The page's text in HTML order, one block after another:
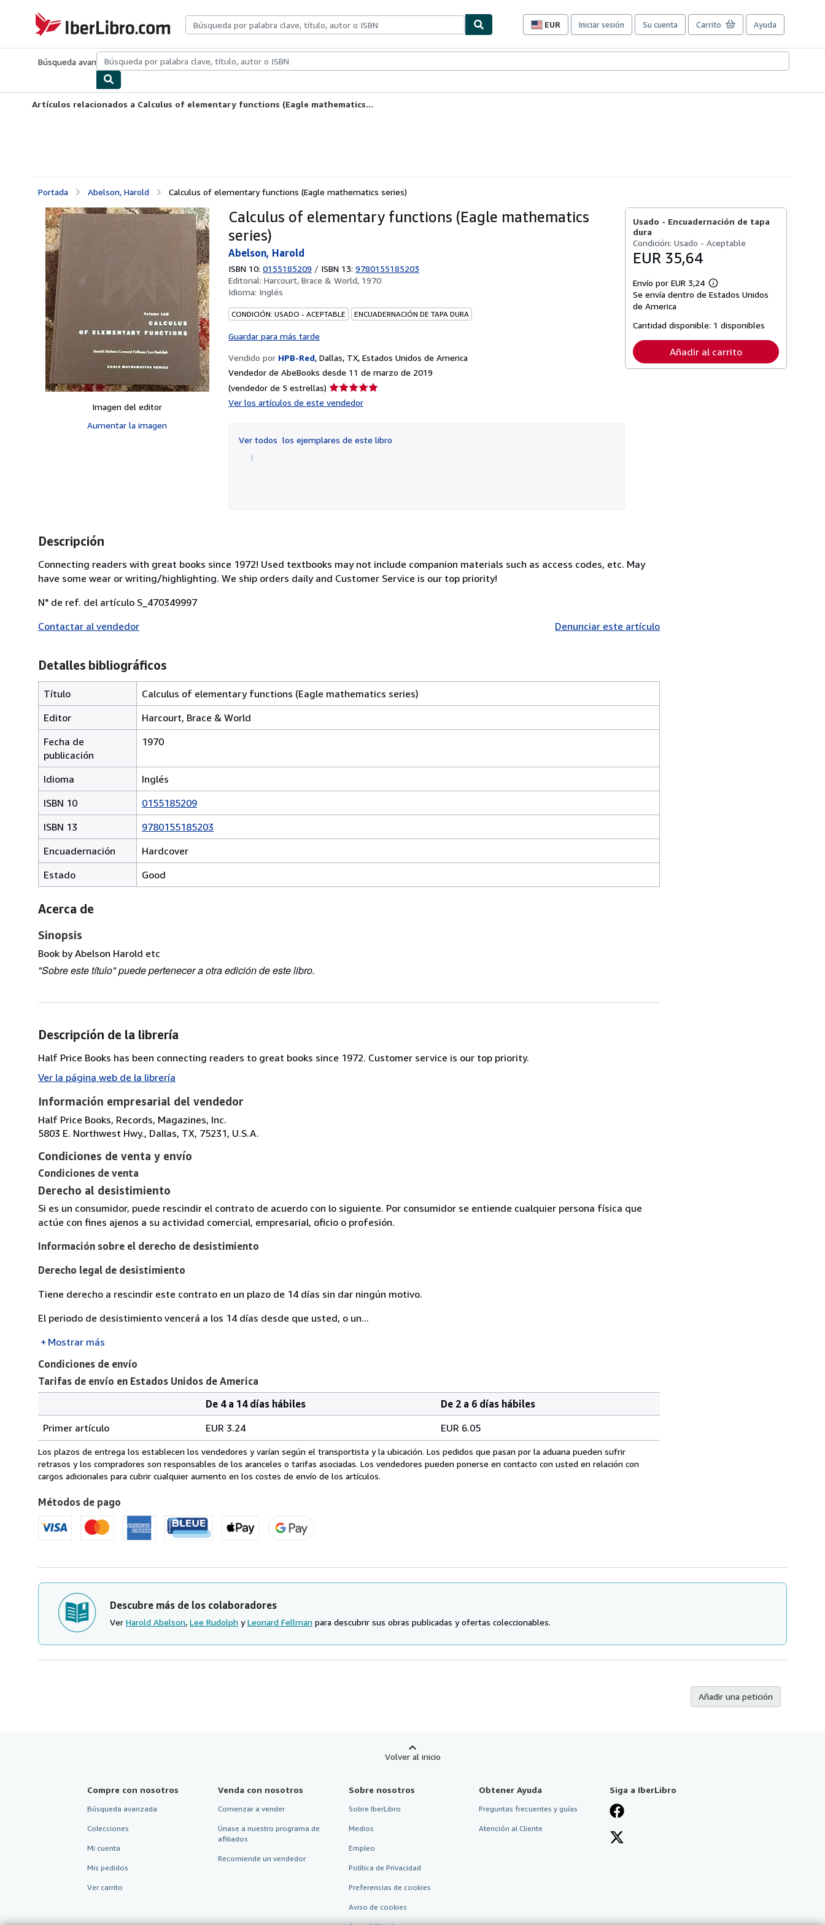
IberLibro.com
EUR
Preferencias
compra
sitio.
Iniciar sesión Su cuenta Carrito Ayuda
Búsqueda avanzadaColecciones Libros antiguosArte y coleccionismo
Artículos relacionados a Calculus of elementary functions (Eagle mathematics...
Portada Abelson, Harold Calculus of elementary functions (Eagle mathematics series)
Imagen del editor
Aumentar la imagen
Calculus of elementary functions (Eagle mathematics
series)
Abelson, Harold
ISBN 10: 0155185209 / ISBN 13: 9780155185203
Editorial: Harcourt, Brace & World, 1970
Idioma: Inglés
CONDICIÓN: USADO - ACEPTABLE ENCUADERNACIÓN DE TAPA DURA
Guardar para más tarde
Vendido por HPB-Red, Dallas, TX, Estados Unidos de America
Vendedor de AbeBooks desde 11 de marzo de 2019
(vendedor de 5 estrellas) Calificación
Ver los artículos de este vendedor
Ver todos los ejemplares de este libro
Usado - Encuadernación de tapa
dura
Condición: Usado - Aceptable
EUR 35,64
Envío por EUR 3,24
Más
información
tarifas
envío
Se envía dentro de Estados Unidos
de America
Cantidad disponible: 1 disponibles
Añadir al carrito
Descripción
Connecting readers with great books since 1972! Used textbooks may not include companion materials such as access codes, etc. May
have some wear or writing/highlighting. We ship orders daily and Customer Service is our top priority!
N° de ref. del artículo S_470349997
Contactar al vendedor
Denunciar este artículo
Detalles bibliográficos
Título
Calculus of elementary functions (Eagle mathematics series)
Editor
Harcourt, Brace & World
Fecha de
publicación
1970
Idioma
Inglés
ISBN 10
0155185209
ISBN 13
9780155185203
Encuadernación
Hardcover
Estado
Good
Acerca de
Sinopsis
Book by Abelson Harold etc
"Sobre este título" puede pertenecer a otra edición de este libro.
Descripción de la librería
Half Price Books has been connecting readers to great books since 1972. Customer service is our top priority.
Ver la página web de la librería
Información empresarial del vendedor
Half Price Books, Records, Magazines, Inc.
5803 E. Northwest Hwy., Dallas, TX, 75231, U.S.A.
Condiciones de venta y envío
Condiciones de venta
Derecho al desistimiento
Si es un consumidor, puede rescindir el contrato de acuerdo con lo siguiente. Por consumidor se entiende cualquier persona física que
actúe con fines ajenos a su actividad comercial, empresarial, oficio o profesión.
Información sobre el derecho de desistimiento
Derecho legal de desistimiento
Tiene derecho a rescindir este contrato en un plazo de 14 días sin dar ningún motivo.
El periodo de desistimiento vencerá a los 14 días desde que usted, o un...
Mostrar más
Condiciones de envío
Tarifas de envío en Estados Unidos de America
de
envío
en
Estados
de
America
pedido
De 4 a 14 días hábiles
De 2 a 6 días hábiles
Primer artículo
EUR 3.24 EUR 6.05
Los plazos de entrega los establecen los vendedores y varían según el transportista y la ubicación. Los pedidos que pasan por la aduana pueden sufrir
retrasos y los compradores son responsables de los aranceles o tarifas asociadas. Los vendedores pueden ponerse en contacto con usted en relación con
cargos adicionales para cubrir cualquier aumento en los costes de envío de los artículos.
Métodos de pago
Descubre más de los colaboradores
Ver Harold Abelson, Lee Rudolph yLeonard Fellman para descubrir sus obras publicadas y ofertas coleccionables.
Añadir una petición
Volver al inicio
Compre con nosotros
Búsqueda avanzada
Colecciones
Mi cuenta
Mis pedidos
Ver carrito
Venda con nosotros
Comenzar a vender
Únase a nuestro programa de
afiliados
Recomiende un vendedor
Sobre nosotros
Sobre IberLibro
Medios
Empleo
Política de Privacidad
Preferencias de cookies
Aviso de cookies
Obtener Ayuda
Preguntas frecuentes y guías
Atención al Cliente
Siga a IberLibro